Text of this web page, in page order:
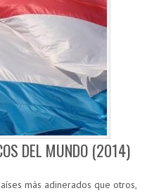
DEL MUNDO (2014)
más adinerados que otros,